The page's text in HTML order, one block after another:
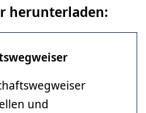
herunterladen:
und